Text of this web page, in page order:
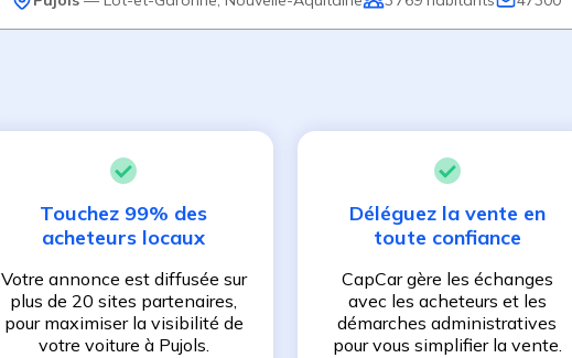
Touchez 99% des
acheteurs locaux
Votre annonce est diffusée sur
plus de 20 sites partenaires,
pour maximiser la visibilité de
votre voiture à Pujols.
Déléguez la vente en
toute confiance
CapCar gère les échanges
avec les acheteurs et les
démarches administratives
pour vous simplifier la vente.